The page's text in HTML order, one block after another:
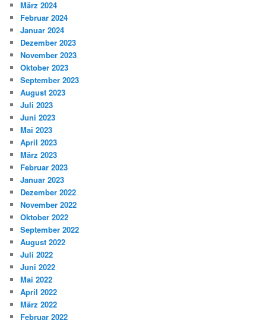
März 2024
Februar 2024
Januar 2024
Dezember 2023
November 2023
Oktober 2023
September 2023
August 2023
Juli 2023
Juni 2023
Mai 2023
April 2023
März 2023
Februar 2023
Januar 2023
Dezember 2022
November 2022
Oktober 2022
September 2022
August 2022
Juli 2022
Juni 2022
Mai 2022
April 2022
März 2022
Februar 2022